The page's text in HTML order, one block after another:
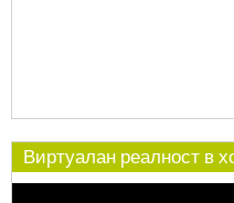
Виртуалан реалност в